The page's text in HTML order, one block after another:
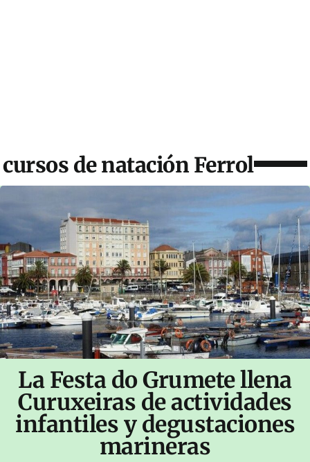
cursos de natación Ferrol
La Festa do Grumete llena
Curuxeiras de actividades
infantiles y degustaciones
marineras